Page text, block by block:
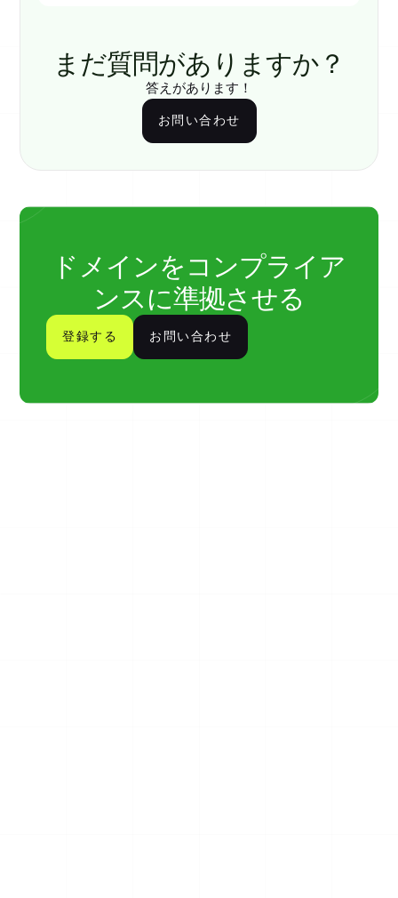
まだ質問がありますか？
答えがあります！
お問い合わせ
ドメインをコンプライア
ンスに準拠させる
登録する お問い合わせ